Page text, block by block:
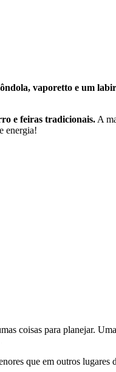
vaporetto e um
e feiras tradicionais. A
energia!
coisas para planejar.
que em outros